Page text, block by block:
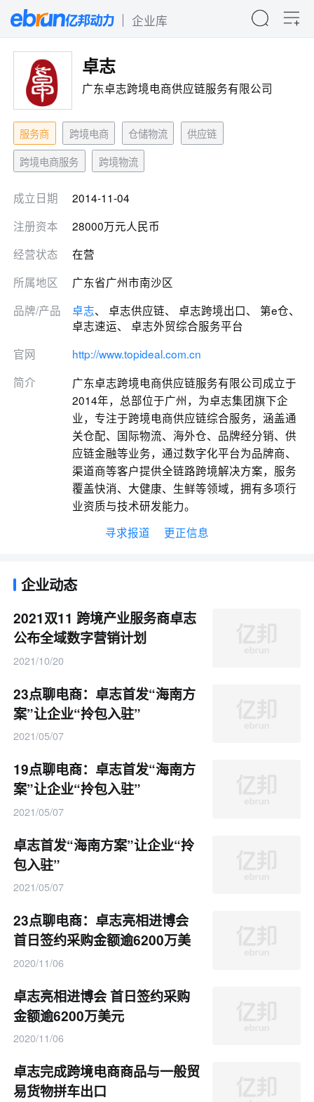
企业库
卓志
广东卓志跨境电商供应链服务有限公司
服务商 跨境电商 仓储物流
供应链
跨境电商服务
跨境物流
成立日期
2014-11-04
注册资本
28000万元人民币
经营状态
在营
所属地区
广东省广州市南沙区
品牌/产品
卓志、 卓志供应链、 卓志跨境出口、 第e仓、
卓志速运、 卓志外贸综合服务平台
官网
http://www.topideal.com.cn
简介
广东卓志跨境电商供应链服务有限公司成立于
2014年，总部位于广州，为卓志集团旗下企
业，专注于跨境电商供应链综合服务，涵盖通
关仓配、国际物流、海外仓、品牌经分销、供
应链金融等业务，通过数字化平台为品牌商、
渠道商等客户提供全链路跨境解决方案，服务
覆盖快消、大健康、生鲜等领域，拥有多项行
业资质与技术研发能力。
寻求报道
更正信息
企业动态
2021双11 跨境产业服务商卓志
公布全域数字营销计划
2021/10/20
23点聊电商：卓志首发“海南方
案”让企业“拎包入驻”
2021/05/07
19点聊电商：卓志首发“海南方
案”让企业“拎包入驻”
2021/05/07
卓志首发“海南方案”让企业“拎
包入驻”
2021/05/07
23点聊电商：卓志亮相进博会
首日签约采购金额逾6200万美
元
2020/11/06
卓志亮相进博会 首日签约采购
金额逾6200万美元
2020/11/06
卓志完成跨境电商商品与一般贸
易货物拼车出口